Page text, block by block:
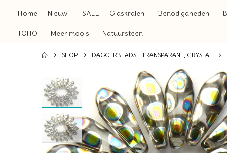
Home Nieuw! SALE Glaskralen Benodigdheden
TOHO Meer moois Natuursteen
SHOP DAGGERBEADS, TRANSPARANT, CRYSTAL